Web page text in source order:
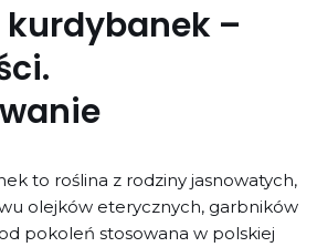
kurdybanek –
to roślina z rodziny jasnowatych,
olejków eterycznych, garbników
pokoleń stosowana w polskiej